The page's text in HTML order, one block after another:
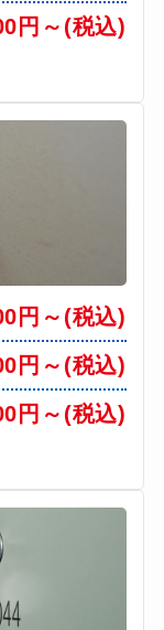
円～(税込)
円～(税込)
円～(税込)
円～(税込)